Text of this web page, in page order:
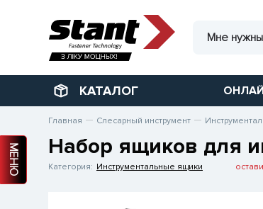
Мне нужны
КАТАЛОГ
МЕНЮ
Главная Слесарный инструмент
Набор ящиков для
Категория: Инструментальные ящики